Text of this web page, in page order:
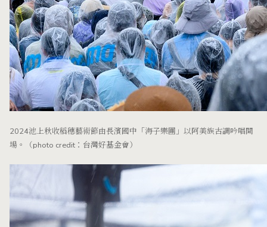
2024池上秋收稻穗藝術節由長濱國中「海子樂團」以阿美族古調吟唱開
場。（photo credit：台灣好基金會）